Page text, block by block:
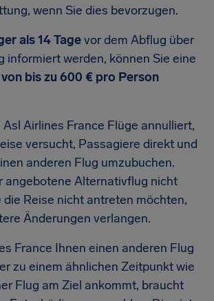
wenn Sie dies bevorzugen.
als 14 Tagevor dem Abflug über
informiert werden, können Sie eine
von bis zu 600 € pro Person
Airlines France Flüge annulliert,
versucht, Passagiere direkt und
anderen Flug umzubuchen.
angebotene Alternativflug nicht
die Reise nicht antreten möchten,
Änderungen verlangen.
France Ihnen einen anderen Flug
zu einem ähnlichen Zeitpunkt wie
Flug am Ziel ankommt, braucht